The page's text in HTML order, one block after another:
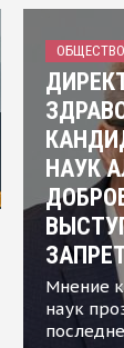
ОБЩЕСТВО
НАУК
Мнение
наук